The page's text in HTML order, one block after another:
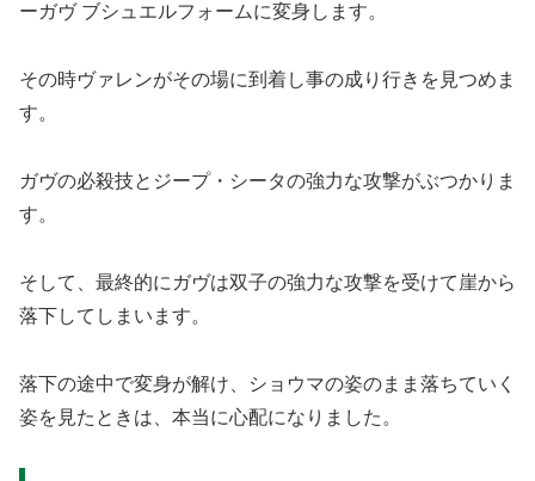
ーガヴ ブシュエルフォームに変身します。
その時ヴァレンがその場に到着し事の成り行きを見つめま
す。
ガヴの必殺技とジープ・シータの強力な攻撃がぶつかりま
す。
そして、最終的にガヴは双子の強力な攻撃を受けて崖から
落下してしまいます。
落下の途中で変身が解け、ショウマの姿のまま落ちていく
姿を見たときは、本当に心配になりました。